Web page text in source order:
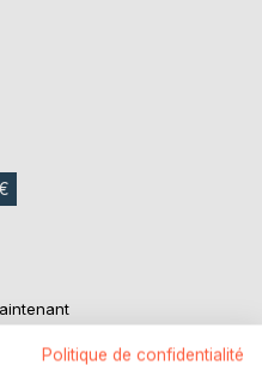
Politique de confidentialité